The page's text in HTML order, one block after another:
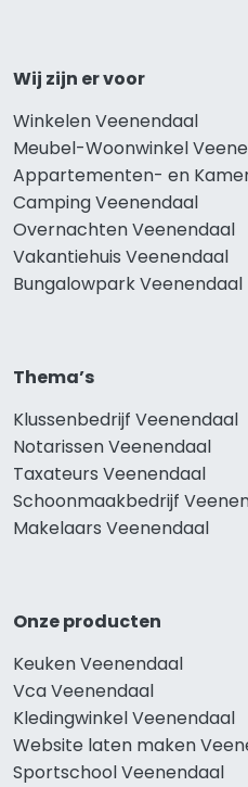
Wij zijn er voor
Winkelen Veenendaal
Meubel-Woonwinkel
Appartementen- en
Camping Veenendaal
Overnachten Veenendaal
Vakantiehuis Veenendaal
Bungalowpark Veenendaal
Thema’s
Klussenbedrijf Veenendaal
Notarissen Veenendaal
Taxateurs Veenendaal
Schoonmaakbedrijf
Makelaars Veenendaal
Onze producten
Keuken Veenendaal
Vca Veenendaal
Kledingwinkel Veenendaal
Website laten maken
Sportschool Veenendaal